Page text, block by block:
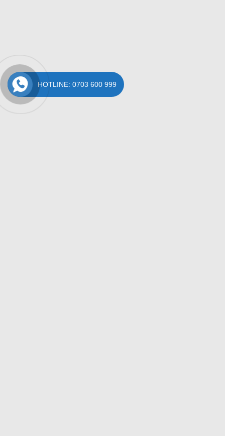
HOTLINE: 0703 600 999